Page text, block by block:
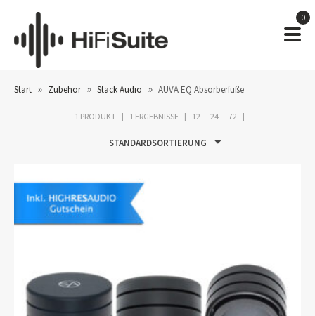
0
Start » Zubehör » Stack Audio » AUVA EQ Absorberfüße
1 PRODUKT 1 ERGEBNISSE 12 24 72
STANDARDSORTIERUNG